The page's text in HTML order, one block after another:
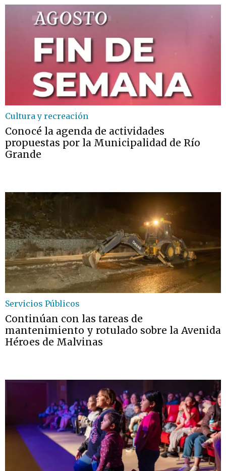
Cultura y recreación
Conocé la agenda de actividades
propuestas por la Municipalidad de Río
Grande
Servicios Públicos
Continúan con las tareas de
mantenimiento y rotulado sobre la Avenida
Héroes de Malvinas